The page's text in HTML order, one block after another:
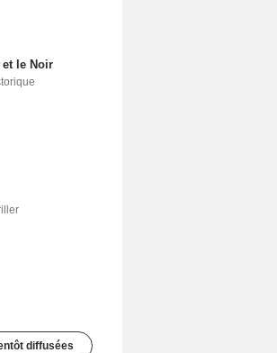
et le Noir
diffusées